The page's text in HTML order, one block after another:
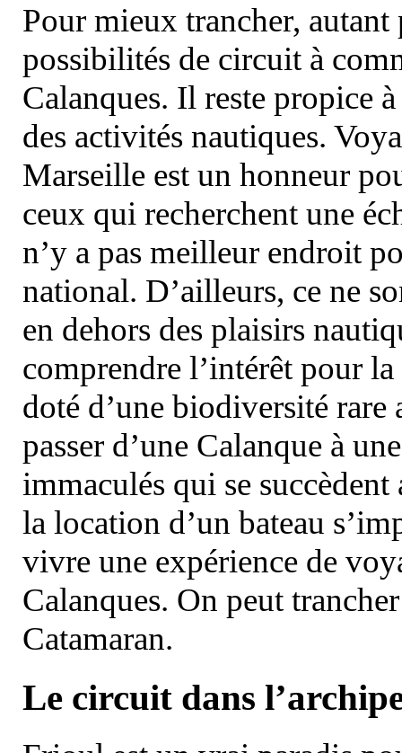
Pour mieux trancher, autant
possibilités de circuit à
Calanques. Il reste propice
des activités nautiques.
Marseille est un honneur
ceux qui recherchent une
n’y a pas meilleur endroit
national. D’ailleurs, ce ne
en dehors des plaisirs
comprendre l’intérêt pour
doté d’une biodiversité
passer d’une Calanque à
immaculés qui se
la location d’un bateau
vivre une expérience de
Calanques. On peut
Catamaran.
Le circuit dans